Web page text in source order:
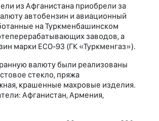
из Афганистана приобрели за
автобензин и авиационный
на Туркменбашинском
заводов, а
марки EСO-93 (ГК «Туркменгаз»).
валюту были реализованы
стекло, пряжа
крашенные махровые изделия.
Афганистан, Армения,